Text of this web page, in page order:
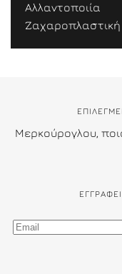
Αλλαντοποιία
Ζαχαροπλαστική
Μερκούρογλου,